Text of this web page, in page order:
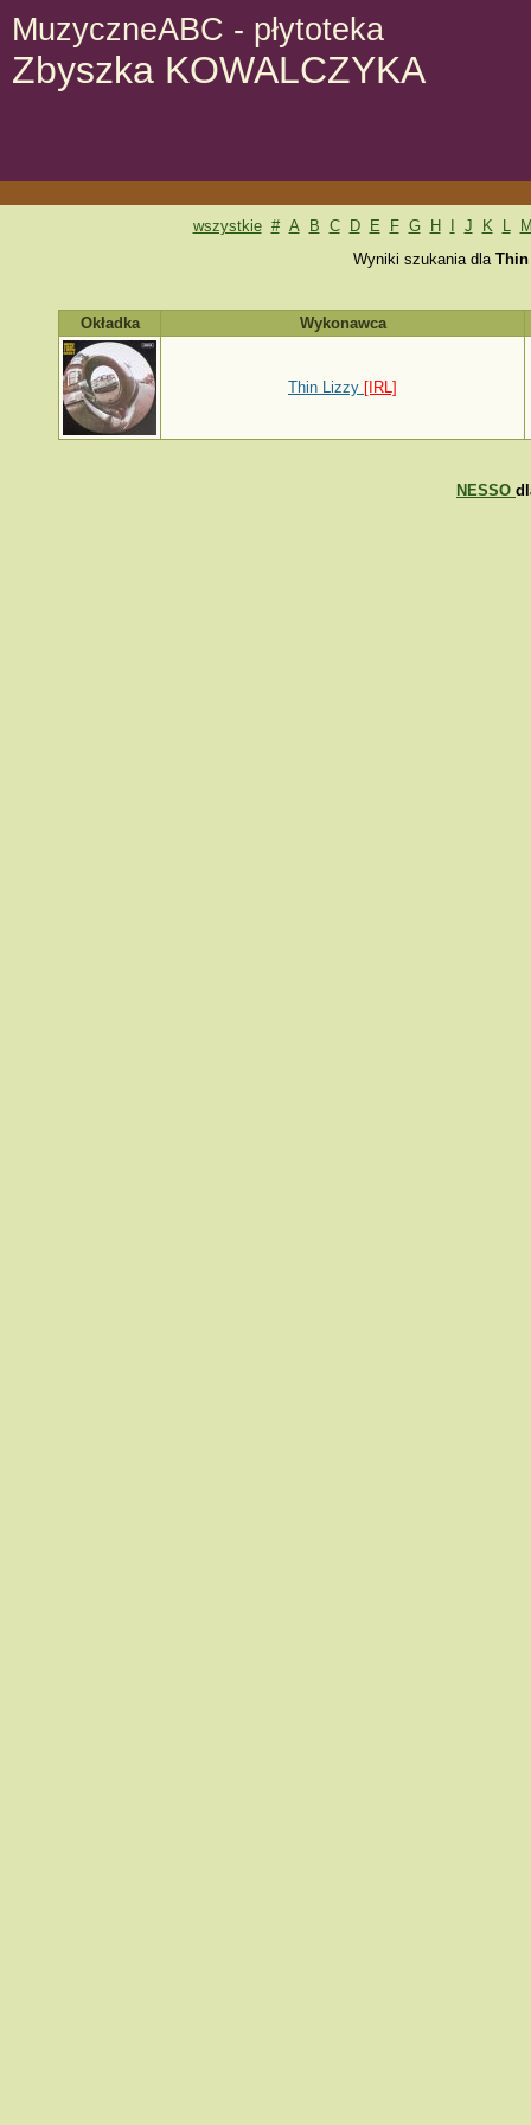
MuzyczneABC - płytoteka
Zbyszka KOWALCZYKA
wszystkie # A B C D E F G H J K L
Wyniki szukania dla
Okładka Wykonawca
Thin Lizzy [IRL]
NESSO